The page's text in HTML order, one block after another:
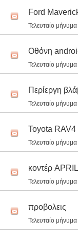
Ford
Τελευταίο μήνυμα
Οθόνη
Τελευταίο μήνυμα
Περίεργη
Τελευταίο μήνυμα
Toyota
Τελευταίο μήνυμα
κοντέρ
Τελευταίο μήνυμα
προβολεις
Τελευταίο μήνυμα